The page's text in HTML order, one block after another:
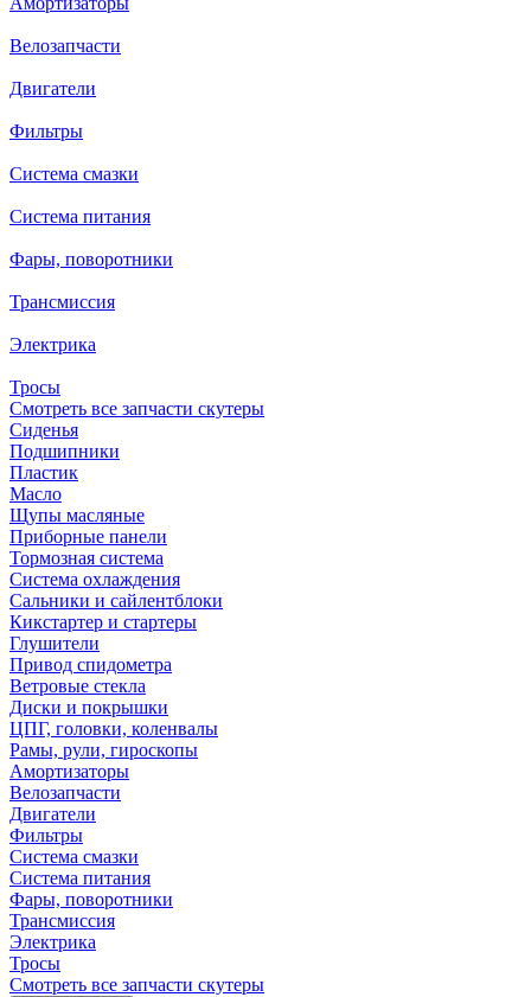
Велозапчасти
Двигатели
Фильтры
Система смазки
Система питания
Фары, поворотники
Трансмиссия
Электрика
Тросы
Смотреть все запчасти скутеры
Сиденья
Подшипники
Пластик
Масло
Щупы масляные
Приборные панели
Тормозная система
Система охлаждения
Сальники и сайлентблоки
Кикстартер и стартеры
Глушители
Привод спидометра
Ветровые стекла
Диски и покрышки
ЦПГ, головки, коленвалы
Рамы, рули, гироскопы
Амортизаторы
Велозапчасти
Двигатели
Фильтры
Система смазки
Система питания
Фары, поворотники
Трансмиссия
Электрика
Тросы
Смотреть все запчасти скутеры